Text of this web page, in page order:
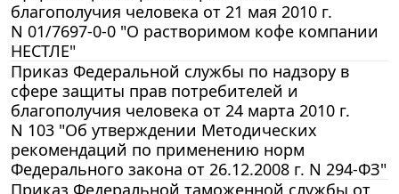
благополучия человека от 21 мая 2010 г.
N 01/7697-0-0 "О растворимом кофе компании
НЕСТЛЕ"
Приказ Федеральной службы по надзору в
сфере защиты прав потребителей и
благополучия человека от 24 марта 2010 г.
N 103 "Об утверждении Методических
рекомендаций по применению норм
Федерального закона от 26.12.2008 г. N 294-ФЗ"
Приказ Федеральной таможенной службы от